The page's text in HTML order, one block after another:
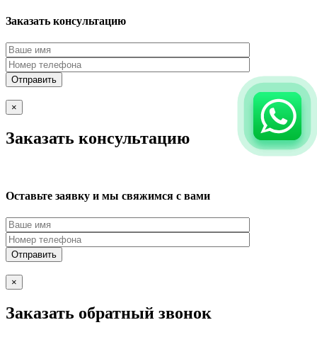
Заказать консультацию
×
Заказать консультацию
Оставьте заявку и мы свяжимся с вами
×
Заказать обратный звонок